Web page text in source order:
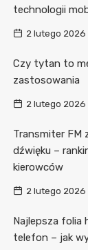
technologii
2 lutego 2026
Czy tytan to
zastosowania
2 lutego 2026
Transmiter FM
dźwięku –
kierowców
2 lutego 2026
Najlepsza folia
telefon – jak